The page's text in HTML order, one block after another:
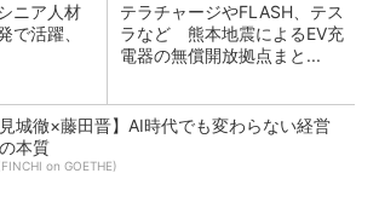
ニア人材
で活躍、
テラチャージやFLASH、テス
ラなど 熊本地震によるEV充
電器の無償開放拠点まと...
見城徹×藤田晋】AI時代でも変わらない経営
本質
on GOETHE)